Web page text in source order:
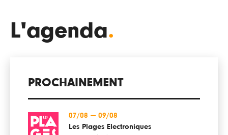
L'agenda.
PROCHAINEMENT
07/08 — 09/08
Les Plages Electroniques